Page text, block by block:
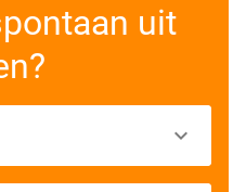
uit